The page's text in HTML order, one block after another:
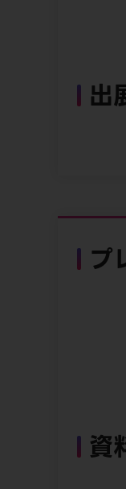
出
プ
資